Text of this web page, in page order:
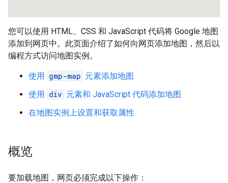
您可以使用 HTML、CSS 和 JavaScript 代码将 Google 地图
添加到网页中。此页面介绍了如何向网页添加地图，然后以
编程方式访问地图实例。
使用 gmp-map 元素添加地图
使用 div 元素和 JavaScript 代码添加地图
在地图实例上设置和获取属性
概览
要加载地图，网页必须完成以下操作：